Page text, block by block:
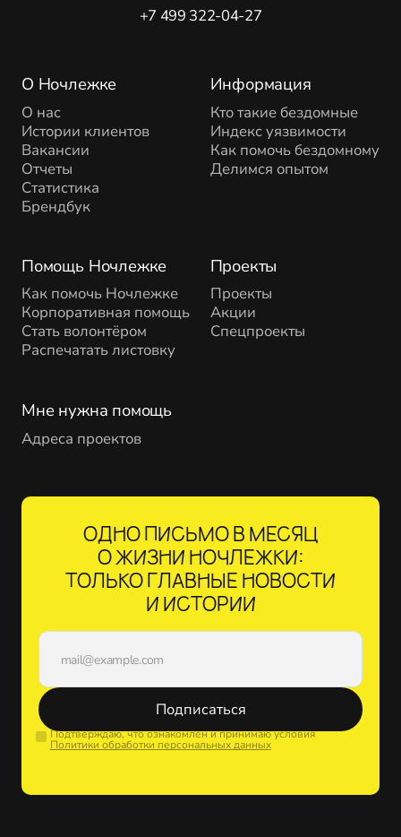
О Ночлежке
О нас
Истории клиентов
Вакансии
Отчеты
Статистика
Брендбук
Помощь Ночлежке
Как помочь Ночлежке
Корпоративная помощь
Стать волонтёром
Распечатать листовку
Проекты
Проекты
Акции
Спецпроекты
Информация
Кто такие бездомные
Индекс уязвимости
Как помочь бездомному
Делимся опытом
Мне нужна помощь
Адреса проектов
+7 499 322-04-27
ОДНО ПИСЬМО В МЕСЯЦ
О ЖИЗНИ НОЧЛЕЖКИ:
ТОЛЬКО ГЛАВНЫЕ НОВОСТИ
И ИСТОРИИ
Подписаться
Подтверждаю, что ознакомлен и принимаю условия
Политики обработки персональных данных